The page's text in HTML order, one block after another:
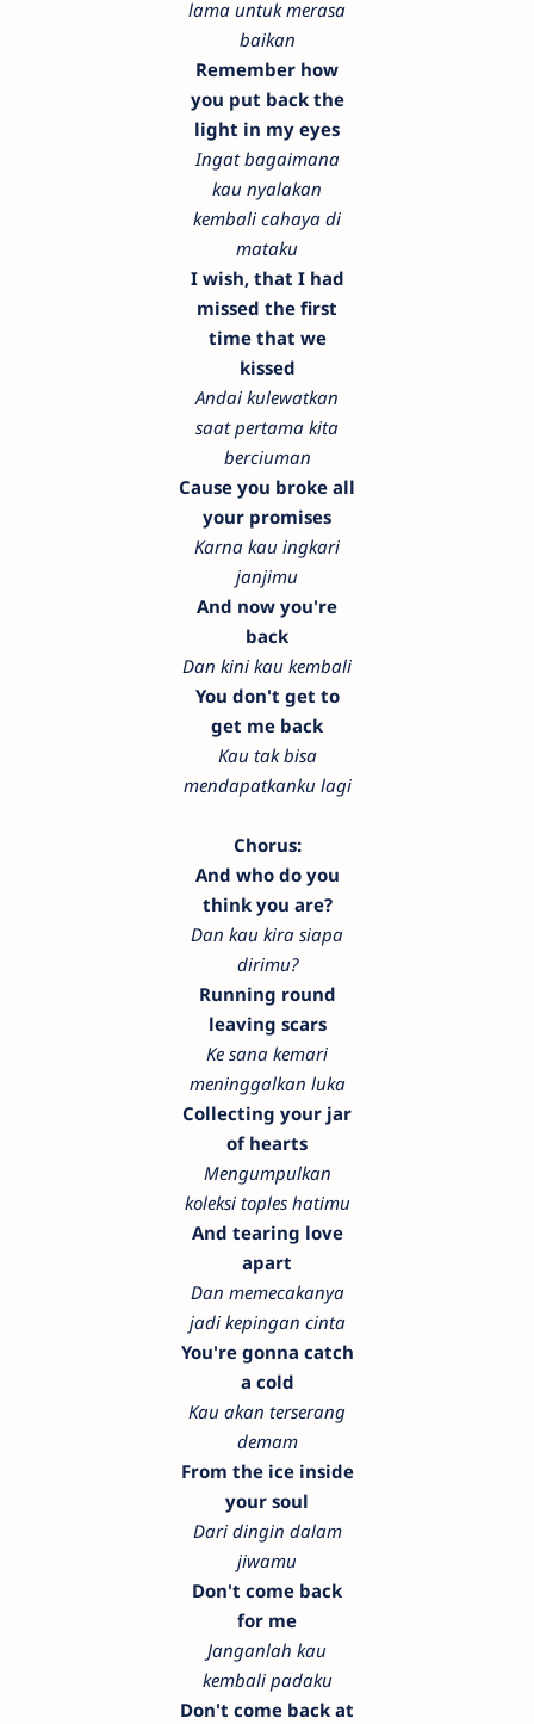
lama untuk merasa
baikan
Remember how
you put back the
light in my eyes
Ingat bagaimana
kau nyalakan
kembali cahaya di
mataku
I wish, that I had
missed the first
time that we
kissed
Andai kulewatkan
saat pertama kita
berciuman
Cause you broke all
your promises
Karna kau ingkari
janjimu
And now you're
back
Dan kini kau kembali
You don't get to
get me back
Kau tak bisa
mendapatkanku lagi
Chorus:
And who do you
think you are?
Dan kau kira siapa
dirimu?
Running round
leaving scars
Ke sana kemari
meninggalkan luka
Collecting your jar
of hearts
Mengumpulkan
koleksi toples hatimu
And tearing love
apart
Dan memecakanya
jadi kepingan cinta
You're gonna catch
a cold
Kau akan terserang
demam
From the ice inside
your soul
Dari dingin dalam
jiwamu
Don't come back
for me
Janganlah kau
kembali padaku
Don't come back at